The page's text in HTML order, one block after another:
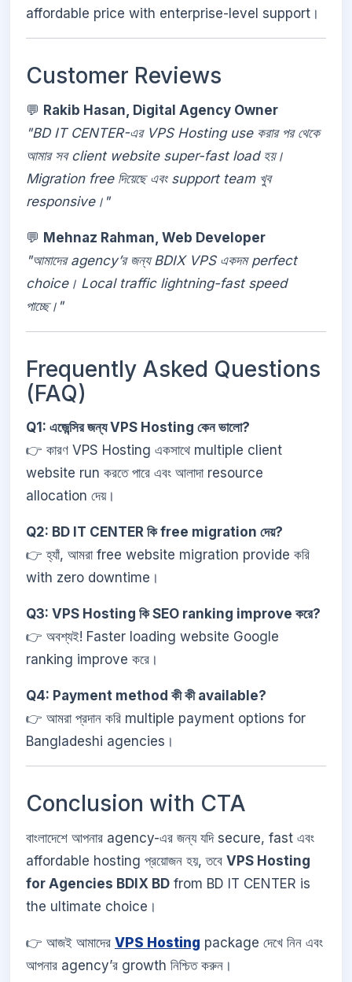
affordable price with enterprise-level support।
Customer Reviews
💬 Rakib Hasan, Digital Agency Owner
"BD IT CENTER-এর VPS Hosting use করার পর থেকে
আমার সব client website super-fast load হয়।
Migration free দিয়েছে এবং support team খুব
responsive।"
💬 Mehnaz Rahman, Web Developer
"আমাদের agency’র জন্য BDIX VPS একদম perfect
choice। Local traffic lightning-fast speed
পাচ্ছে।"
Frequently Asked Questions
(FAQ)
Q1: এজেন্সির জন্য VPS Hosting কেন ভালো?
👉 কারণ VPS Hosting একসাথে multiple client
website run করতে পারে এবং আলাদা resource
allocation দেয়।
Q2: BD IT CENTER কি free migration দেয়?
👉 হ্যাঁ, আমরা free website migration provide করি
with zero downtime।
Q3: VPS Hosting কি SEO ranking improve করে?
👉 অবশ্যই! Faster loading website Google
ranking improve করে।
Q4: Payment method কী কী available?
👉 আমরা প্রদান করি multiple payment options for
Bangladeshi agencies।
Conclusion with CTA
বাংলাদেশে আপনার agency-এর জন্য যদি secure, fast এবং
affordable hosting প্রয়োজন হয়, তবে VPS Hosting
for Agencies BDIX BD from BD IT CENTER is
the ultimate choice।
👉 আজই আমাদের VPS Hosting package দেখে নিন এবং
আপনার agency’র growth নিশ্চিত করুন।